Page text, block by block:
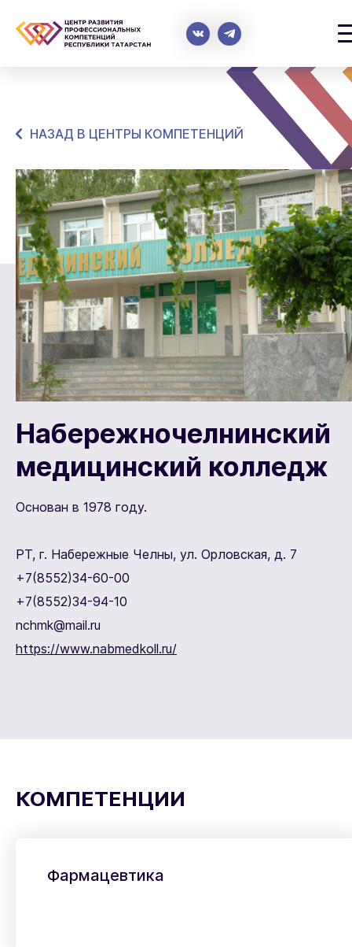
НАЗАД В ЦЕНТРЫ КОМПЕТЕНЦИЙ
Набережночелнинский
медицинский колледж
Основан в 1978 году.
РТ, г. Набережные Челны, ул. Орловская, д. 7
+7(8552)34-60-00
+7(8552)34-94-10
nchmk@mail.ru
https://www.nabmedkoll.ru/
КОМПЕТЕНЦИИ
Фармацевтика